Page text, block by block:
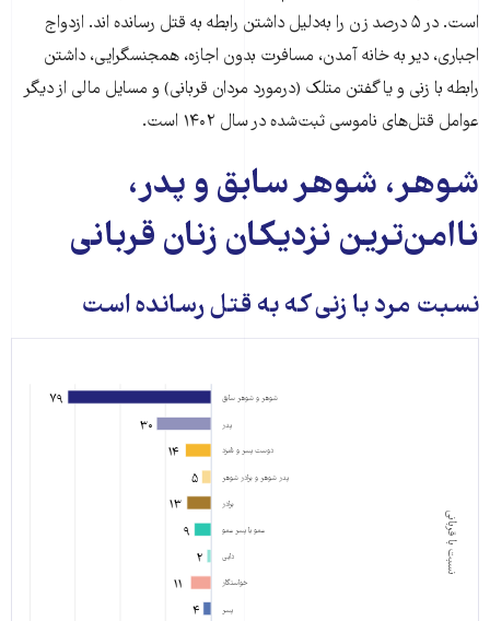
رد درخواست
ازدواج
۵
مالی
۲
«ناموسی»
سفر بدون
انگیزه قتل جدول شماره ۱
است. در ۵ درصد زن را به‌دلیل داشتن رابطه به قتل رسانده اند. ازدواج
اجباری، دیر به خانه آمدن، مسافرت بدون اجازه، همجنسگرایی، داشتن
رابطه با زنی و یا گفتن متلک (درمورد مردان قربانی) و مسایل مالی از دیگر
عوامل قتل‌های ناموسی ثبت‌شده در سال ۱۴۰۲ است.
شوهر، شوهر سابق و پدر،
ناامن‌ترین نزدیکان زنان قربانی
نسبت مرد با زنی که به قتل رسانده است
نسبت با قربانی
۷۹
۳۰
۱۴
۵
۱۳
۹
۲
۱۱
۴
شوهر و شوهر سابق
پدر
دوست پسر و نامزد
پدر شوهر و برادر شوهر
برادر
عمو یا پسر عمو
دایی
خواستگار
پسر
سابق
پدر